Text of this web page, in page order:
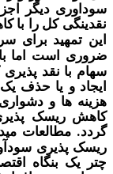
دیگر اجزا سبد
کل را با کاهش
برای سرمایه
اما باید
نقد پذیریکسب و
یا حذف یک
و دشواری های
پذیری
میدانی
سودآوری از
اقتصادی